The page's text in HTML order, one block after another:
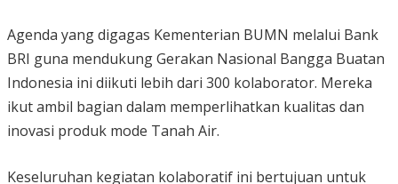
Agenda yang digagas Kementerian BUMN melalui Bank
BRI guna mendukung Gerakan Nasional Bangga Buatan
Indonesia ini diikuti lebih dari 300 kolaborator. Mereka
ikut ambil bagian dalam memperlihatkan kualitas dan
inovasi produk mode Tanah Air.
Keseluruhan kegiatan kolaboratif ini bertujuan untuk